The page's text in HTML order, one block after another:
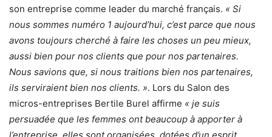
son entreprise comme leader du marché français. « Si
nous sommes numéro 1 aujourd’hui, c’est parce que nous
avons toujours cherché à faire les choses un peu mieux,
aussi bien pour nos clients que pour nos partenaires.
Nous savions que, si nous traitions bien nos partenaires,
ils serviraient bien nos clients. ». Lors du Salon des
micros-entreprises Bertile Burel affirme « je suis
persuadée que les femmes ont beaucoup à apporter à